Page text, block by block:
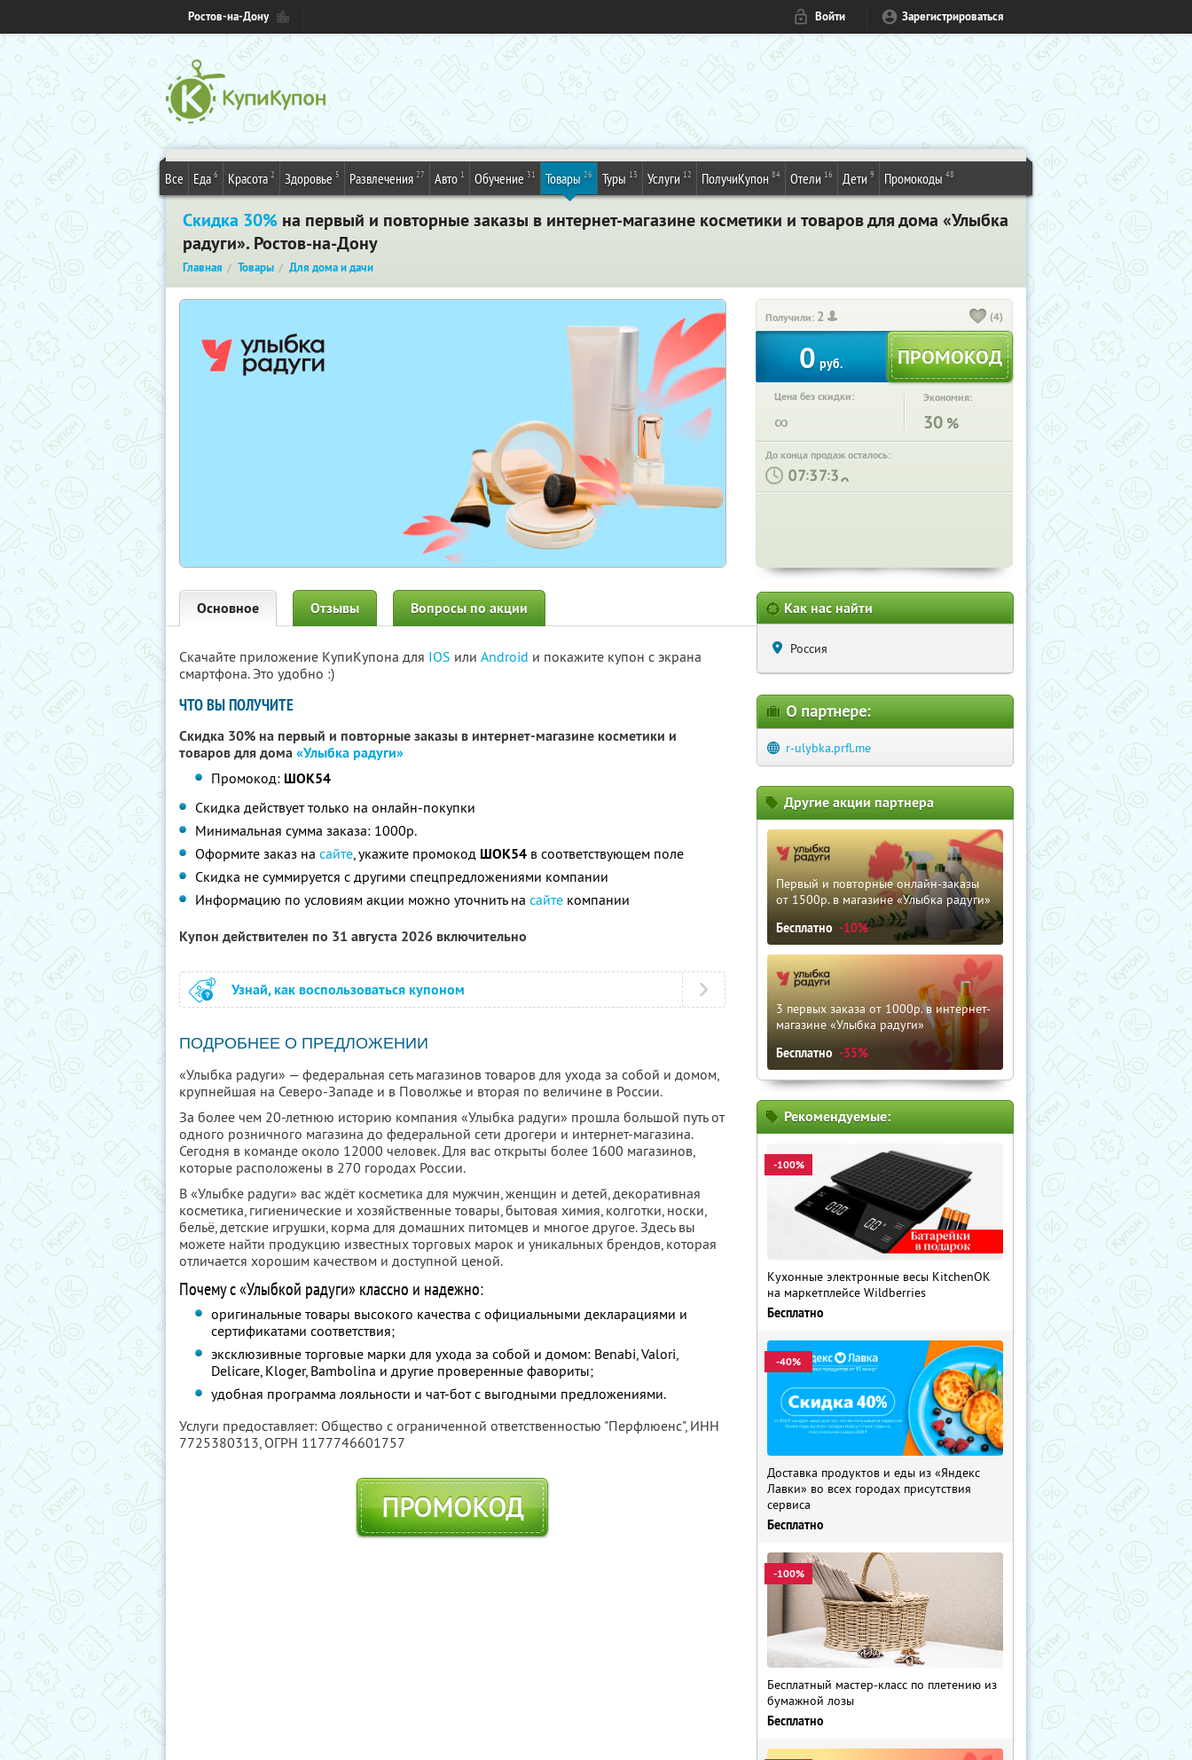
Ростов-на-Дону Войти Зарегистрироваться
Все Еда 6 Красота 2 Здоровье 5 Развлечения 27 Авто 1 Обучение 31 Товары 26 Туры 13 Услуги 12 ПолучиКупон 84 Отели 16 Дети 9 Промокоды 48
Скидка 30% на первый и повторные заказы в интернет-магазине косметики и товаров для дома «Улыбка
радуги». Ростов-на-Дону
Главная Товары Для дома и дачи
Получили: 2 (4)
0 руб.
Цена без скидки:
∞
Экономия:
30 %
До конца продаж осталось:
: :
Основное Отзывы Вопросы по акции
Скачайте приложение КупиКупона для IOS или Android и покажите купон с экрана
смартфона. Это удобно :)
ЧТО ВЫ ПОЛУЧИТЕ
Скидка 30% на первый и повторные заказы в интернет-магазине косметики и
товаров для дома«Улыбка радуги»
Промокод: ШОК54
Скидка действует только на онлайн-покупки
Минимальная сумма заказа: 1000р.
Оформите заказ на сайте, укажите промокод ШОК54 в соответствующем поле
Скидка не суммируется с другими спецпредложениями компании
Информацию по условиям акции можно уточнить на сайте компании
Купон действителен по 31 августа 2026 включительно
Узнай, как воспользоваться купоном
ПОДРОБНЕЕ О ПРЕДЛОЖЕНИИ
«Улыбка радуги» — федеральная сеть магазинов товаров для ухода за собой и домом,
крупнейшая на Северо-Западе и в Поволжье и вторая по величине в России.
За более чем 20-летнюю историю компания «Улыбка радуги» прошла большой путь от
одного розничного магазина до федеральной сети дрогери и интернет-магазина.
Сегодня в команде около 12000 человек. Для вас открыты более 1600 магазинов,
которые расположены в 270 городах России.
В «Улыбке радуги» вас ждёт косметика для мужчин, женщин и детей, декоративная
косметика, гигиенические и хозяйственные товары, бытовая химия, колготки, носки,
бельё, детские игрушки, корма для домашних питомцев и многое другое. Здесь вы
можете найти продукцию известных торговых марок и уникальных брендов, которая
отличается хорошим качеством и доступной ценой.
Почему с «Улыбкой радуги» классно и надежно:
оригинальные товары высокого качества с официальными декларациями и
сертификатами соответствия;
эксклюзивные торговые марки для ухода за собой и домом: Benabi, Valori,
Delicare, Kloger, Bambolina и другие проверенные фавориты;
удобная программа лояльности и чат-бот с выгодными предложениями.
Услуги предоставляет: Общество с ограниченной ответственностью "Перфлюенс", ИНН
7725380313, ОГРН 1177746601757
ПРОМОКОД
Как нас найти
Россия
О партнере:
r-ulybka.prfl.me
Другие акции партнера
Первый и повторные онлайн-заказы
от 1500р. в магазине «Улыбка радуги»
Бесплатно -10%
3 первых заказа от 1000р. в интернет-
магазине «Улыбка радуги»
Бесплатно -35%
Рекомендуемые:
-100%
Кухонные электронные весы KitchenOK
на маркетплейсе Wildberries
Бесплатно
-40%
Доставка продуктов и еды из «Яндекс
Лавки» во всех городах присутствия
сервиса
Бесплатно
-100%
Бесплатный мастер-класс по плетению из
бумажной лозы
Бесплатно